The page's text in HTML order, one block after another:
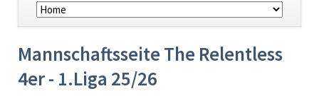
Mannschaftsseite The Relentless
4er - 1.Liga 25/26